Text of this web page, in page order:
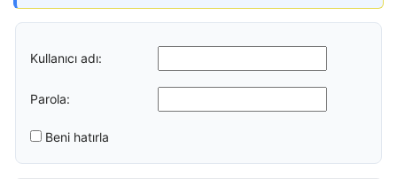
Kullanıcı adı:
Parola:
Beni hatırla